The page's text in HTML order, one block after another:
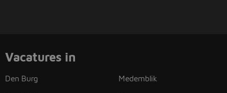
Vacatures in
Den Burg Medemblik